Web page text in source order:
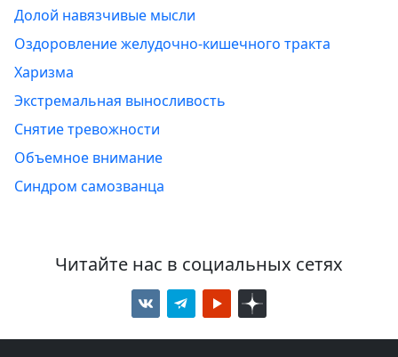
Долой навязчивые мысли
Оздоровление желудочно-кишечного тракта
Харизма
Экстремальная выносливость
Снятие тревожности
Объемное внимание
Синдром самозванца
Читайте нас в социальных сетях